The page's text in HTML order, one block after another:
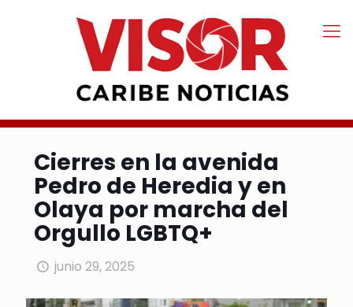
Cierres en la avenida
Pedro de Heredia y en
Olaya por marcha del
Orgullo LGBTQ+
junio 29, 2025